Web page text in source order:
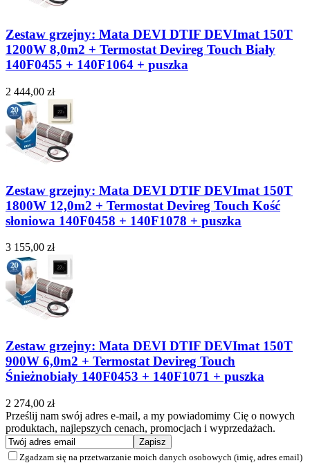
Zestaw grzejny: Mata DEVI DTIF DEVImat 150T
1200W 8,0m2 + Termostat Devireg Touch Biały
140F0455 + 140F1064 + puszka
2 444,00 zł
Zestaw grzejny: Mata DEVI DTIF DEVImat 150T
1800W 12,0m2 + Termostat Devireg Touch Kość
słoniowa 140F0458 + 140F1078 + puszka
3 155,00 zł
Zestaw grzejny: Mata DEVI DTIF DEVImat 150T
900W 6,0m2 + Termostat Devireg Touch
Śnieżnobiały 140F0453 + 140F1071 + puszka
2 274,00 zł
Prześlij nam swój adres e-mail, a my powiadomimy Cię o nowych
produktach, najlepszych cenach, promocjach i wyprzedażach.
Zgadzam się na przetwarzanie moich danych osobowych (imię, adres email)